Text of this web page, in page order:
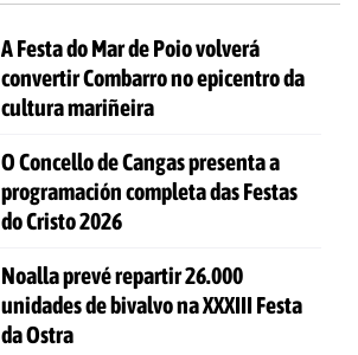
A Festa do Mar de Poio volverá
convertir Combarro no epicentro da
cultura mariñeira
O Concello de Cangas presenta a
programación completa das Festas
do Cristo 2026
Noalla prevé repartir 26.000
unidades de bivalvo na XXXIII Festa
da Ostra